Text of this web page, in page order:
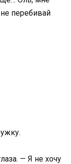
перебивай
— Я не хочу